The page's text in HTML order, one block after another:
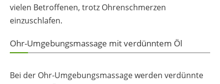
vielen Betroffenen, trotz Ohrenschmerzen
einzuschlafen.
Ohr-Umgebungsmassage mit verdünntem Öl
Bei der Ohr-Umgebungsmassage werden verdünnte